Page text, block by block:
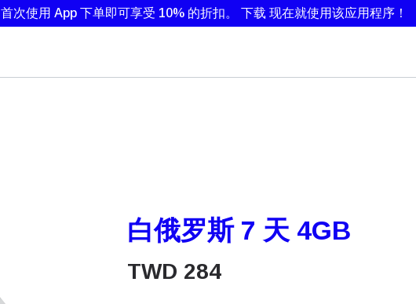
首次使用 App 下单即可享受 10% 的折扣。 下载 现在就使用该应用程序！
白俄罗斯 7 天 4GB
TWD 284